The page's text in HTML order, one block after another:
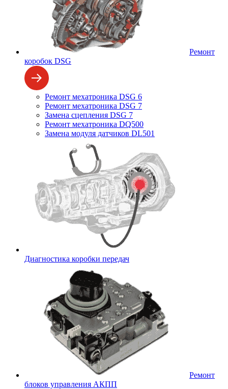
Ремонт
коробок DSG
Ремонт мехатроника DSG 6
Ремонт мехатроника DSG 7
Замена сцепления DSG 7
Ремонт мехатроника DQ500
Замена модуля датчиков DL501
Диагностика коробки передач
Ремонт
блоков управления АКПП